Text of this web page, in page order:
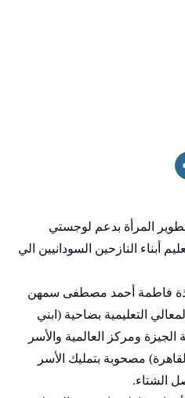
المرأة بدعم لوجستي
أبناء النازحين السودانيين الي
فاطمة أحمد مصطفى سمهن
التعليمية بضاحية (ابني
ومركز العالمية والأسر
مصحوبة بتمليك الأسر
الشتاء.